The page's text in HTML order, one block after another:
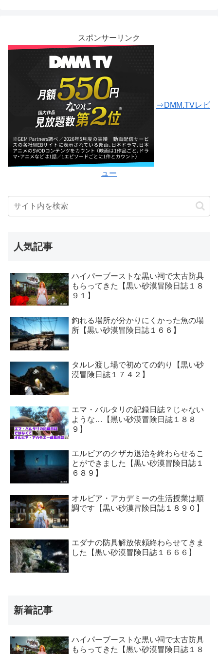
スポンサーリンク
⇒DMM.TVレビ
ュー
人気記事
ハイパーブーストな黒い祠で太古防具
もらってきた【黒い砂漠冒険日誌１８
９１】
釣れる場所が分かりにくかった魚の場
所【黒い砂漠冒険日誌１６６】
タルレ渡し場で初めての釣り【黒い砂
漠冒険日誌１７４２】
エマ・バルタリの記録日誌？じゃない
ような…【黒い砂漠冒険日誌１８８
９】
エルビアのクザカ退治を終わらせるこ
とができました【黒い砂漠冒険日誌１
６８９】
オルビア・アカデミーの生活授業は順
調です【黒い砂漠冒険日誌１８９０】
エダナの防具解放依頼終わらせてきま
した【黒い砂漠冒険日誌１６６６】
新着記事
ハイパーブーストな黒い祠で太古防具
もらってきた【黒い砂漠冒険日誌１８